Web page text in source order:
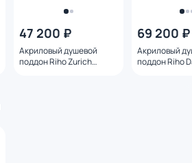
47 200 ₽
Акриловый душевой
поддон Riho Zurich
69 200 ₽
Акриловый
поддон Riho